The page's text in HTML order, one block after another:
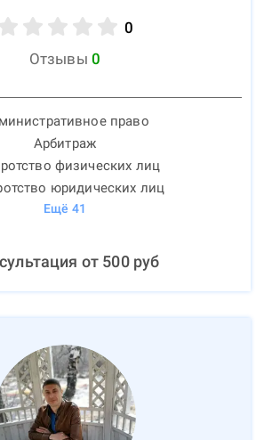
0
Отзывы 0
право
Арбитраж
физических лиц
юридических лиц
Ещё 41
от 500руб